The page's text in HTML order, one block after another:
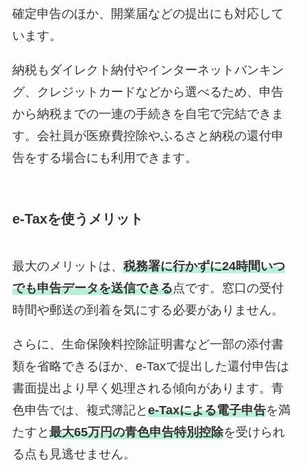
確定申告のほか、開業届などの提出にも対応して
います。
納税もダイレクト納付やインターネットバンキン
グ、クレジットカードなどから選べるため、申告
から納税までの一連の手続きを自宅で完結できま
す。会社員が医療費控除やふるさと納税の還付申
告をする場合にも利用できます。
e-Taxを使うメリット
最大のメリットは、 税務署に行かずに24時間いつ
でも申告データを送信できる点です。窓口の受付
時間や郵送の到着を気にする必要がありません。
さらに、生命保険料控除証明書など一部の添付書
類を省略できるほか、e-Taxで提出した還付申告は
書面提出より早く処理される傾向があります。青
色申告では、複式簿記と e-Taxによる電子申告を満
たすと 最大65万円の青色申告特別控除を受けられ
る点も見逃せません。